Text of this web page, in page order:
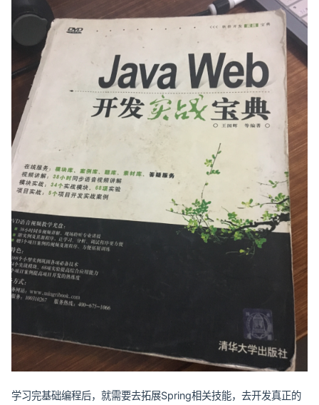
学习完基础编程后，就需要去拓展Spring相关技能，去开发真正的